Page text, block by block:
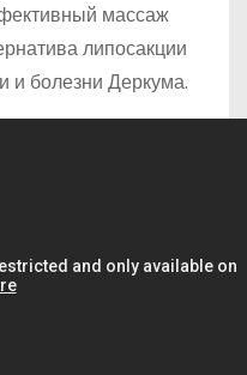
массаж
липосакции
и болезни Деркума.